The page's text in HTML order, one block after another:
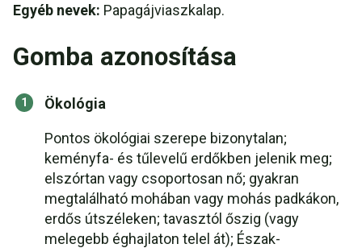
Egyéb nevek: Papagájviaszkalap.
Gomba azonosítása
Ökológia
Pontos ökológiai szerepe bizonytalan;
keményfa- és tűlevelű erdőkben jelenik meg;
elszórtan vagy csoportosan nő; gyakran
megtalálható mohában vagy mohás padkákon,
erdős útszéleken; tavasztól őszig (vagy
melegebb éghajlaton telel át); Észak-